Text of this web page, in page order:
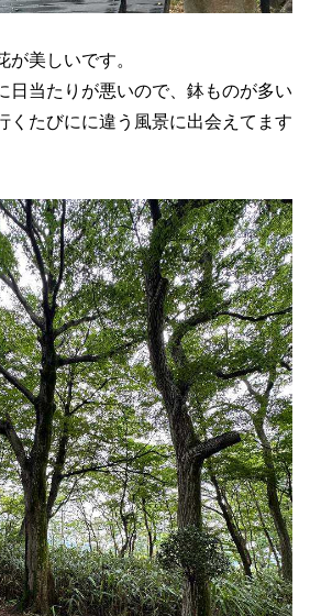
美しいです。
日当たりが悪いので、鉢ものが多い
くたびにに違う風景に出会えてます